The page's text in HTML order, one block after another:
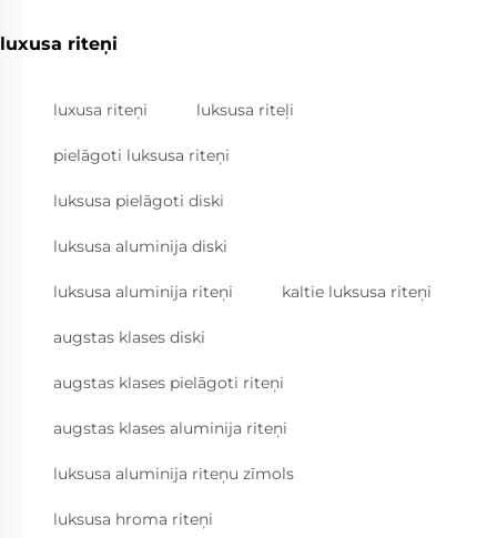
luxusa riteņi
luxusa riteņi luksusa riteļi
pielāgoti luksusa riteņi
luksusa pielāgoti diski
luksusa aluminija diski
luksusa aluminija riteņi kaltie luksusa riteņi
augstas klases diski
augstas klases pielāgoti riteņi
augstas klases aluminija riteņi
luksusa aluminija riteņu zīmols
luksusa hroma riteņi